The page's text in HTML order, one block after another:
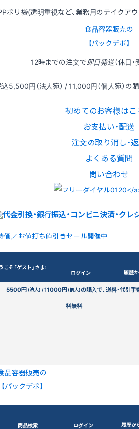
ポリ袋(透明重視など、業務用のテイクア
食品容器販売の
【パックデポ】
12時までの注文で即日発送（休日
込5,500円（法人宛） / 11,000円（個人宛）の
初めてのお客様はこ
お支払い・配送
注文の取り消し・
よくある質問
問い合わせ
価／お値打ち値引きセール開催中
こそ「ゲスト」さま！
ログイン 履歴
5500円(法人) /11000円(個人)の購入で、送料・代引手
料無料
品容器販売の
【パックデポ】
商品検索 ログイン 履歴か